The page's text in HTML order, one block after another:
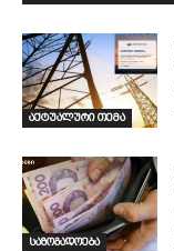
აქტუალური თემა
საზოგადოება